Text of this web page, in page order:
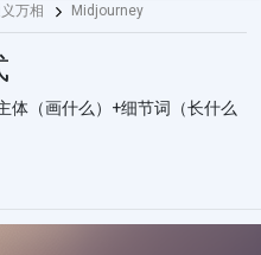
万相 Midjourney
体（画什么）+细节词（长什么